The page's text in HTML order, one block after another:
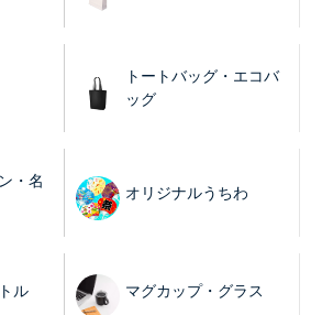
トートバッグ・エコバ
ッグ
・名
オリジナルうちわ
ル マグカップ・グラス